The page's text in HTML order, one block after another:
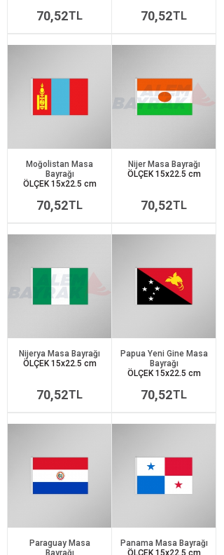
70,52TL 70,52TL
Moğolistan Masa
Bayrağı
ÖLÇEK 15x22.5 cm
70,52TL
Nijer Masa Bayrağı
ÖLÇEK 15x22.5 cm
70,52TL
Nijerya Masa Bayrağı
ÖLÇEK 15x22.5 cm
70,52TL
Papua Yeni Gine Masa
Bayrağı
ÖLÇEK 15x22.5 cm
70,52TL
Paraguay Masa
Bayrağı
Panama Masa Bayrağı
ÖLÇEK 15x22.5 cm